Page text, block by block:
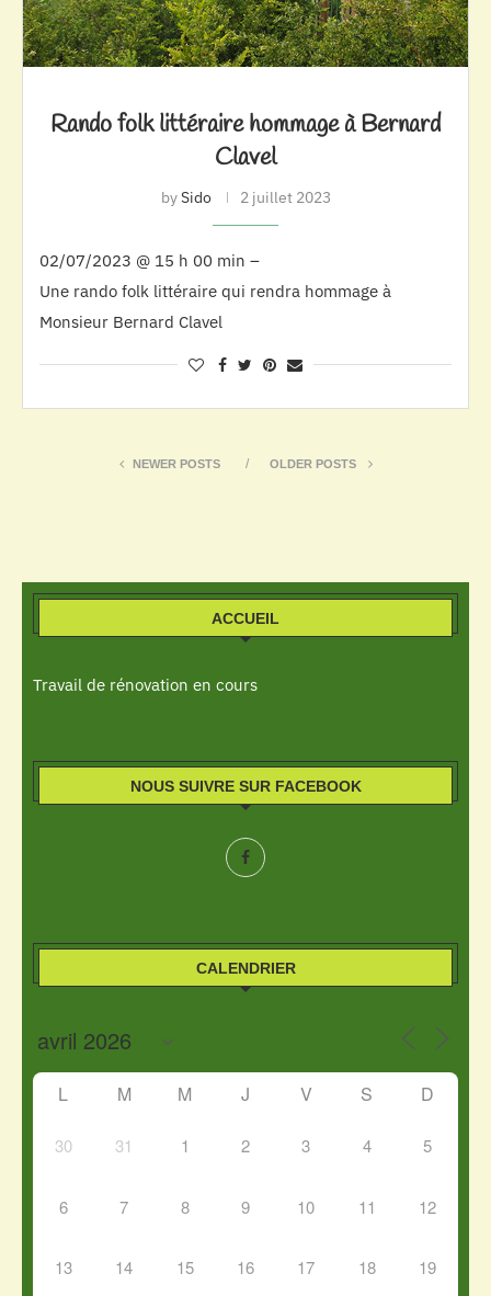
Rando folk littéraire hommage à Bernard
Clavel
bySido 2 juillet 2023
02/07/2023 @ 15 h 00 min –
Une rando folk littéraire qui rendra hommage à
Monsieur Bernard Clavel
NEWER POSTS OLDER POSTS
ACCUEIL
Travail de rénovation en cours
NOUS SUIVRE SUR FACEBOOK
CALENDRIER
L M M J V S D
30 31 1 2 3 4 5
6 7 8 9 10 11 12
13 14 15 16 17 18 19